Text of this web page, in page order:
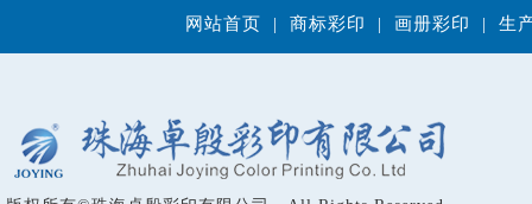
网站首页 | 商标彩印 | 画册彩印 | 生